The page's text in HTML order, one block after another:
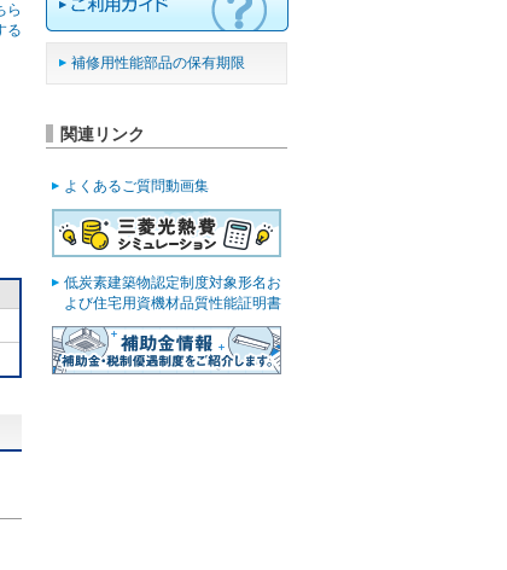
ら
る
補修用性能部品の保有期限
関連リンク
よくあるご質問動画集
低炭素建築物認定制度対象形名お
よび住宅用資機材品質性能証明書